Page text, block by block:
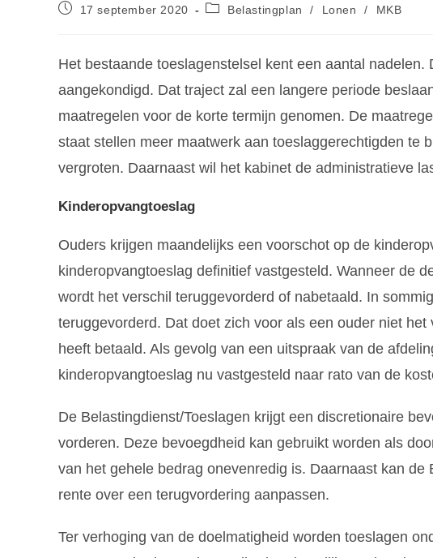
17 september 2020 Belastingplan / Lonen / MKB
Het bestaande toeslagenstelsel kent een aantal
aangekondigd. Dat traject zal een langere periode
maatregelen voor de korte termijn genomen. De
staat stellen meer maatwerk aan toeslaggerechtigden te
vergroten. Daarnaast wil het kabinet de administratieve
Kinderopvangtoeslag
Ouders krijgen maandelijks een voorschot op de
kinderopvangtoeslag definitief vastgesteld. Wanneer de
wordt het verschil teruggevorderd of nabetaald. In
teruggevorderd. Dat doet zich voor als een ouder niet
heeft betaald. Als gevolg van een uitspraak van de
kinderopvangtoeslag nu vastgesteld naar rato van de
De Belastingdienst/Toeslagen krijgt een discretionaire
vorderen. Deze bevoegdheid kan gebruikt worden als
van het gehele bedrag onevenredig is. Daarnaast kan
rente over een terugvordering aanpassen.
Ter verhoging van de doelmatigheid worden toeslagen